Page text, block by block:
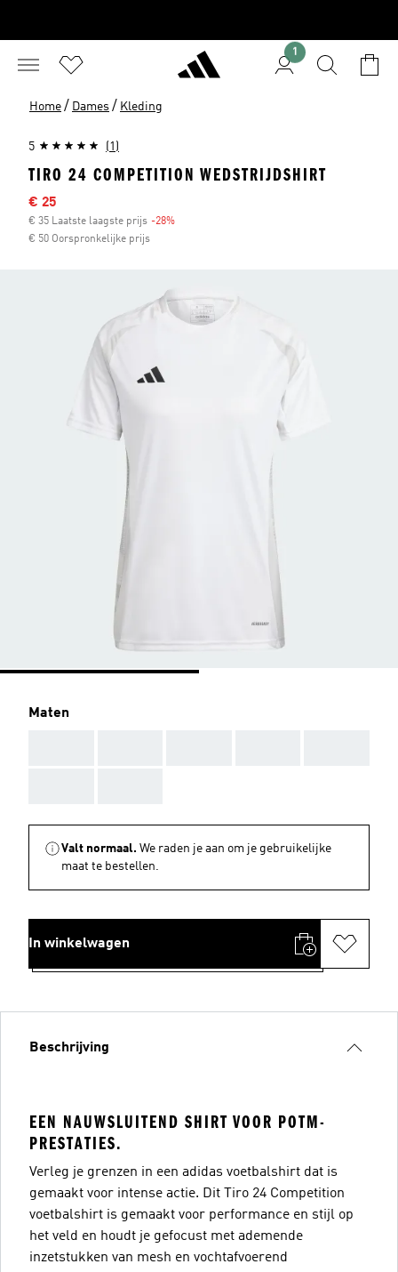
1
Home / Dames / Kleding
5 (1)
TIRO 24 COMPETITION WEDSTRIJDSHIRT
Sale price
€ 25
€ 35 Laatste laagste prijs -28%
€ 50 Oorspronkelijke prijs
Maten
Valt normaal. We raden je aan om je gebruikelijke
maat te bestellen.
In winkelwagen
Beschrijving
EEN NAUWSLUITEND SHIRT VOOR POTM-
PRESTATIES.
Verleg je grenzen in een adidas voetbalshirt dat is
gemaakt voor intense actie. Dit Tiro 24 Competition
voetbalshirt is gemaakt voor performance en stijl op
het veld en houdt je gefocust met ademende
inzetstukken van mesh en vochtafvoerend